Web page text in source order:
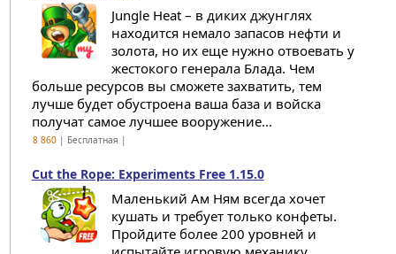
Jungle Heat – в диких джунглях
находится немало запасов нефти и
золота, но их еще нужно отвоевать у
жестокого генерала Блада. Чем
больше ресурсов вы сможете захватить, тем
лучше будет обустроена ваша база и войска
получат самое лучшее вооружение...
8 860| Бесплатная |
Cut the Rope: Experiments Free 1.15.0
Маленький Ам Ням всегда хочет
кушать и требует только конфеты.
Пройдите более 200 уровней и